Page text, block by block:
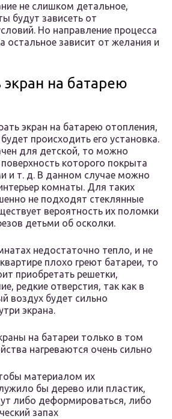
не слишком детальное,
будут зависеть от
Но направление процесса
остальное зависит от желания и
экран на батарею
экран на батарею отопления,
происходить его установка.
для детской, то можно
которого покрыта
и т. д. В данном случае можно
комнаты. Для таких
не подходят стеклянные
вероятность их поломки
детьми об осколки.
недостаточно тепло, и не
плохо греют батареи, то
приобретать решетки,
редкие отверстия, так как в
воздух будет сильно
экрана.
на батареи только в том
нагреваются очень сильно
материалом их
бы дерево или пластик,
либо деформироваться, либо
запах